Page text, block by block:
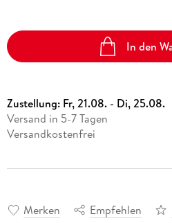
In den
Zustellung: Fr, 21.08. - Di, 25.08.
Versand in 5-7 Tagen
Versandkostenfrei
Merken Empfehlen